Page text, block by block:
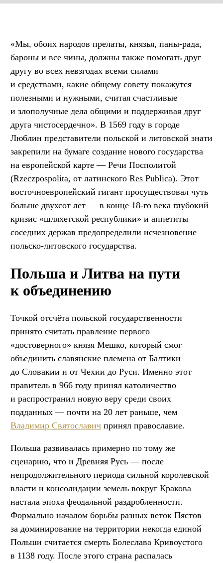
«Мы, обоих народов прелаты, князья, паны-рада,
бароны и все чины, должны также помогать друг
другу во всех невзгодах всеми силами
и средствами, какие общему совету покажутся
полезными и нужными, считая счастливые
и злополучные дела общими и поддерживая друг
друга чистосердечно». В 1569 году в городе
Люблин представители польской и литовской знати
закрепили на бумаге создание нового государства
на европейской карте — Речи Посполитой
(Rzeczpospolita, от латинского Res Publica). Этот
восточноевропейский гигант просуществовал чуть
больше двухсот лет — в конце 18-го века глубокий
кризис «шляхетской республики» и аппетиты
соседних держав предопределили исчезновение
польско-литовского государства.
Польша и Литва на пути
к объединению
Точкой отсчёта польской государственности
принято считать правление первого
«достоверного» князя Мешко, который смог
объединить славянские племена от Балтики
до Словакии и от Чехии до Руси. Именно этот
правитель в 966 году принял католичество
и распространил новую веру среди своих
подданных — почти на 20 лет раньше, чем
Владимир Святославич принял православие.
Польша развивалась примерно по тому же
сценарию, что и Древняя Русь — после
непродолжительного периода сильной королевской
власти и консолидации земель вокруг Кракова
настала эпоха феодальной раздробленности.
Формально началом борьбы разных веток Пястов
за доминирование на территории некогда единой
Польши считается смерть Болеслава Кривоустого
в 1138 году. После этого страна распалась